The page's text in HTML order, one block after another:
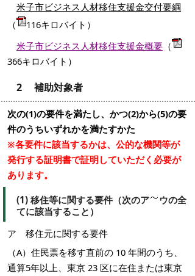
米子市ビジネス人材移住支援金交付要綱
（
116キロバイト）
米子市ビジネス人材移住支援金概要 （
366キロバイト）
2 補助対象者
次の(1)の要件を満たし、かつ(2)から(5)の要
件のうちいずれかを満たすかた
※各要件に該当するかは、公的な機関等が
発行する証明書で証明していただく必要が
あります。
(1) 移住等に関する要件（次のア
ウの全
てに該当すること）
ア 移住元に関する要件
（A）住民票を移す直前の 10 年間のうち、
通算5年以上、東京 23 区に在住または東京